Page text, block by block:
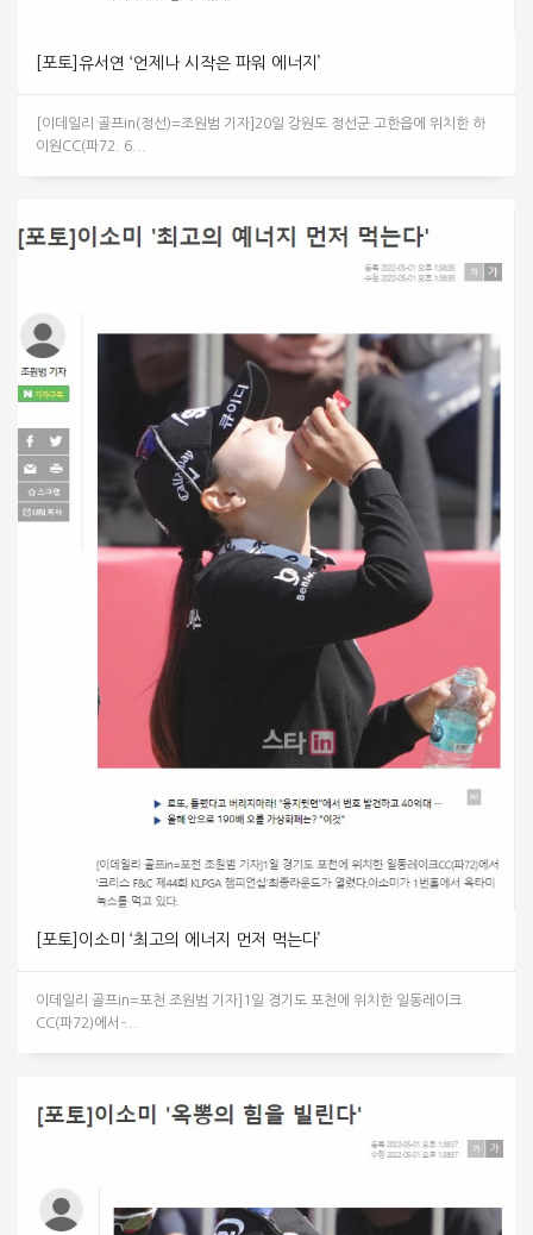
[포토]유서연 ‘언제나 시작은 파워 에너지’
[이데일리 골프in(정선)=조원범 기자]20일 강원도 정선군 고한읍에 위치한 하
이원CC(파72. 6...
[포토]이소미 ‘최고의 에너지 먼저 먹는다’
이데일리 골프in=포천 조원범 기자]1일 경기도 포천에 위치한 일동레이크
CC(파72)에서 ̵...